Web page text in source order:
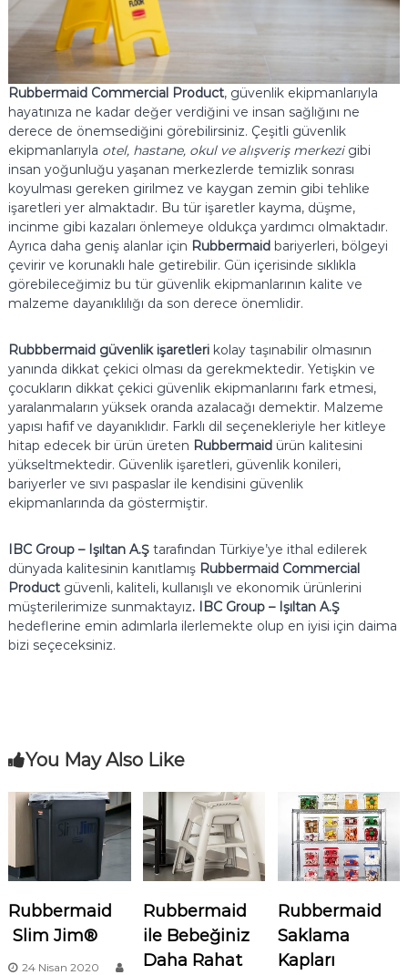
Rubbermaid Commercial Product, güvenlik ekipmanlarıyla
hayatınıza ne kadar değer verdiğini ve insan sağlığını ne
derece de önemsediğini görebilirsiniz. Çeşitli güvenlik
ekipmanlarıyla otel, hastane, okul ve alışveriş merkezi gibi
insan yoğunluğu yaşanan merkezlerde temizlik sonrası
koyulması gereken girilmez ve kaygan zemin gibi tehlike
işaretleri yer almaktadır. Bu tür işaretler kayma, düşme,
incinme gibi kazaları önlemeye oldukça yardımcı olmaktadır.
Ayrıca daha geniş alanlar için Rubbermaidbariyerleri, bölgeyi
çevirir ve korunaklı hale getirebilir. Gün içerisinde sıklıkla
görebileceğimiz bu tür güvenlik ekipmanlarının kalite ve
malzeme dayanıklılığı da son derece önemlidir.
Rubbbermaid güvenlik işaretlerikolay taşınabilir olmasının
yanında dikkat çekici olması da gerekmektedir. Yetişkin ve
çocukların dikkat çekici güvenlik ekipmanlarını fark etmesi,
yaralanmaların yüksek oranda azalacağı demektir. Malzeme
yapısı hafif ve dayanıklıdır. Farklı dil seçenekleriyle her kitleye
hitap edecek bir ürün üreten Rubbermaidürün kalitesini
yükseltmektedir. Güvenlik işaretleri, güvenlik konileri,
bariyerler ve sıvı paspaslar ile kendisini güvenlik
ekipmanlarında da göstermiştir.
IBC Group – Işıltan A.Ştarafından Türkiye’ye ithal edilerek
dünyada kalitesinin kanıtlamış Rubbermaid Commercial
Productgüvenli, kaliteli, kullanışlı ve ekonomik ürünlerini
müşterilerimize sunmaktayız. IBC Group – Işıltan A.Ş
hedeflerine emin adımlarla ilerlemekte olup en iyisi için daima
bizi seçeceksiniz.
You May Also Like
Rubbermaid
Slim Jim®
24 Nisan 2020
Rubbermaid
ile Bebeğiniz
Daha Rahat
Rubbermaid
Saklama
Kapları